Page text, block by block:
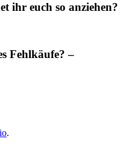
ihr euch so anziehen?
Fehlkäufe? –
.